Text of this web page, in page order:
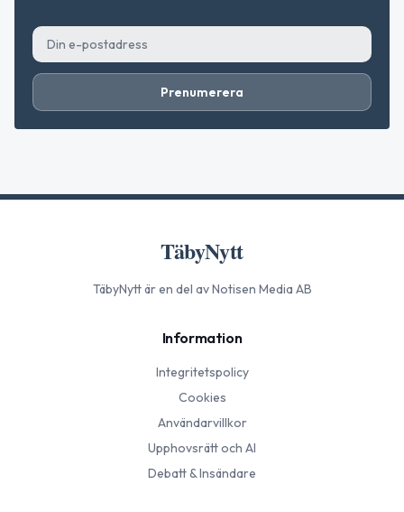
Prenumerera
TäbyNytt
TäbyNyttär en del av Notisen Media AB
Information
Integritetspolicy
Cookies
Användarvillkor
Upphovsrätt och AI
Debatt & Insändare